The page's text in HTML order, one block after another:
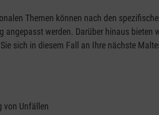
Themen können nach den
angepasst werden. Darüber hinaus
sich in diesem Fall an Ihre nächste
von Unfällen